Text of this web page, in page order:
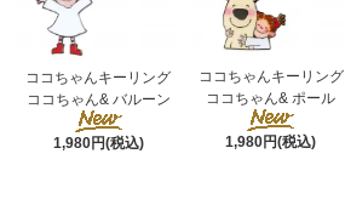
ココちゃんキーリング
ココちゃん& バルーン
1,980円(税込)
ココちゃんキーリング
ココちゃん& ポール
1,980円(税込)